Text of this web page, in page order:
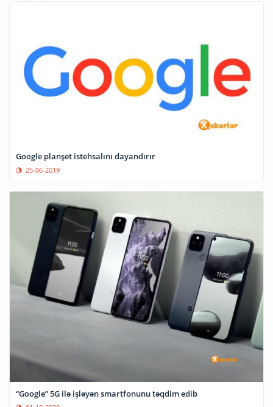
Google planşet istehsalını dayandırır
25-06-2019
“Google” 5G ilə işləyən smartfonunu təqdim edib